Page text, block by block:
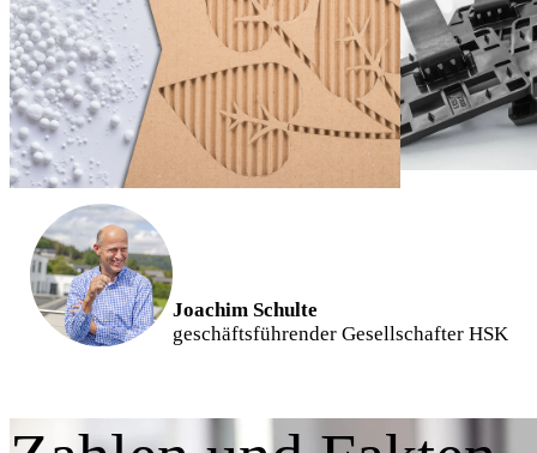
die Mensch und Natur
gleichermaßen zugute
kommen."
Joachim Schulte
geschäftsführender Gesellschafter HSK
Zahlen und Fakten